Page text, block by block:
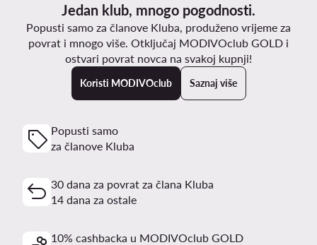
Jedan klub, mnogo pogodnosti.
Popusti samo za članove Kluba, produženo vrijeme za
povrat i mnogo više. Otključaj MODIVOclub GOLD i
ostvari povrat novca na svakoj kupnji!
Koristi MODIVOclub Saznaj više
Popusti samo
za članove Kluba
30 dana za povrat za člana Kluba
14 dana za ostale
10% cashbacka u MODIVOclub GOLD